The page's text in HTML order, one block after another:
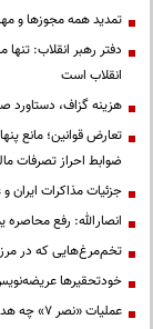
تمدید همه مجوزها و
دفتر رهبر انقلاب:
انقلاب است
هزینه گزاف، دستاورد
تعارض قوانین؛ مانع
ضوابط احراز تصرفات
جزئیات مذاکرات ایران
انصارالله: رفع
تخم‌مرغ‌هایی که در مرز
خودتحقیرها
عملیات «نصر ۷» چه هدفی را دنبال می‌کرد؟